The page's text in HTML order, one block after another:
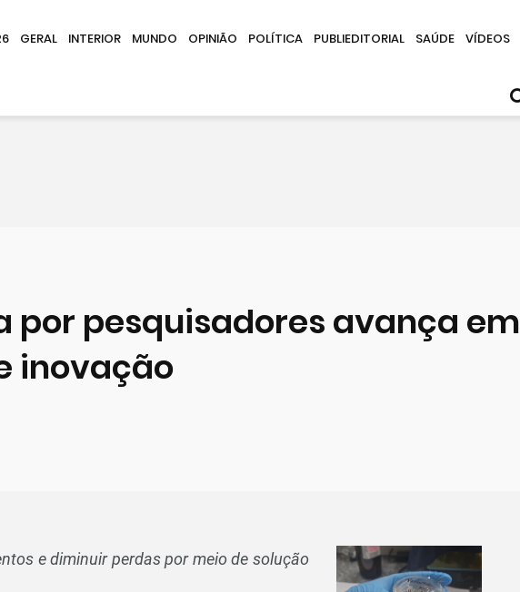
GERAL INTERIOR MUNDO OPINIÃO POLÍTICA PUBLIEDITORIAL SAÚDE VÍDEOS
por pesquisadores avança em
inovação
e diminuir perdas por meio de solução